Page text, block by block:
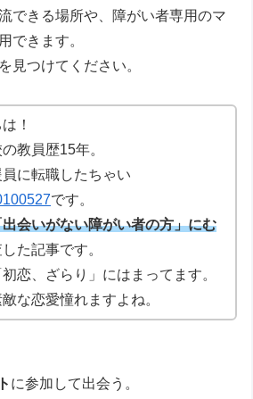
できる場所や、障がい者専用のマ
できます。
見つけてください。
！
教員歴15年。
に転職したちゃい
です。
出会いがない障がい者の方」にむ
た記事です。
恋、ざらり」にはまってます。
な恋愛憧れますよね。
に参加して出会う。